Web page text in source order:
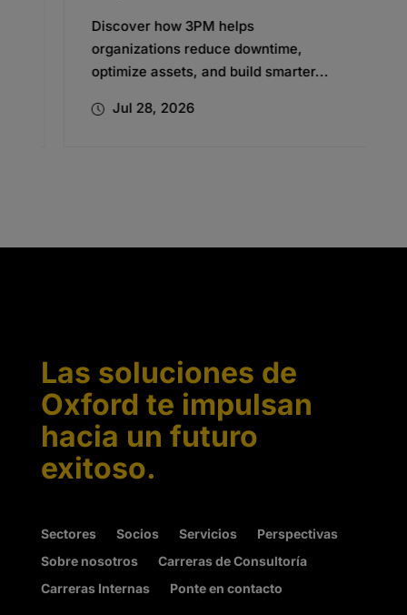
Discover how 3PM helps
organizations reduce downtime,
optimize assets, and build smarter...
Jul 28, 2026
Las soluciones de
Oxford te impulsan
hacia un futuro
exitoso.
Sectores Socios Servicios
Perspectivas
Sobre nosotros
Carreras de Consultoría
Carreras Internas
Ponte en contacto